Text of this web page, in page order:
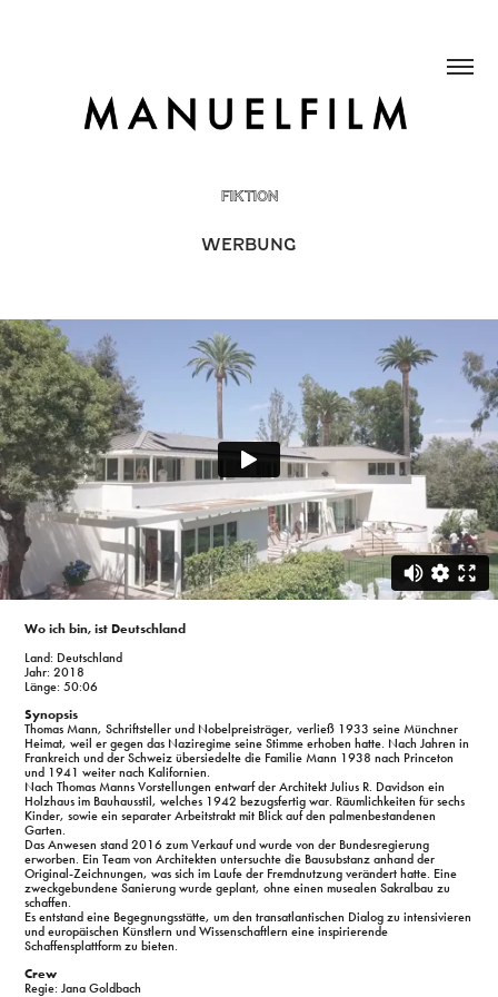
FIKTION
WERBUNG
Wo ich bin, ist Deutschland
Land: Deutschland
Jahr: 2018
Länge: 50:06
Synopsis
Thomas Mann, Schriftsteller und Nobelpreisträger, verließ 1933 seine Münchner
Heimat, weil er gegen das Naziregime seine Stimme erhoben hatte. Nach Jahren in
Frankreich und der Schweiz übersiedelte die Familie Mann 1938 nach Princeton
und 1941 weiter nach Kalifornien.
Nach Thomas Manns Vorstellungen entwarf der Architekt Julius R. Davidson ein
Holzhaus im Bauhausstil, welches 1942 bezugsfertig war. Räumlichkeiten für sechs
Kinder, sowie ein separater Arbeitstrakt mit Blick auf den palmenbestandenen
Garten.
Das Anwesen stand 2016 zum Verkauf und wurde von der Bundesregierung
erworben. Ein Team von Architekten untersuchte die Bausubstanz anhand der
Original-Zeichnungen, was sich im Laufe der Fremdnutzung verändert hatte. Eine
zweckgebundene Sanierung wurde geplant, ohne einen musealen Sakralbau zu
schaffen.
Es entstand eine Begegnungsstätte, um den transatlantischen Dialog zu intensivieren
und europäischen Künstlern und Wissenschaftlern eine inspirierende
Schaffensplattform zu bieten.
Crew
Regie: Jana Goldbach